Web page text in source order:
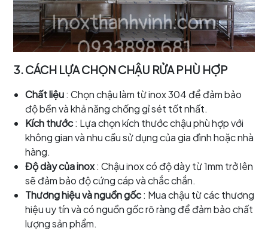
3. CÁCH LỰA CHỌN CHẬU RỬA PHÙ HỢP
Chất liệu: Chọn chậu làm từ inox 304 để đảm bảo
độ bền và khả năng chống gỉ sét tốt nhất.
Kích thước: Lựa chọn kích thước chậu phù hợp với
không gian và nhu cầu sử dụng của gia đình hoặc nhà
hàng.
Độ dày của inox: Chậu inox có độ dày từ 1mm trở lên
sẽ đảm bảo độ cứng cáp và chắc chắn.
Thương hiệu và nguồn gốc: Mua chậu từ các thương
hiệu uy tín và có nguồn gốc rõ ràng để đảm bảo chất
lượng sản phẩm.